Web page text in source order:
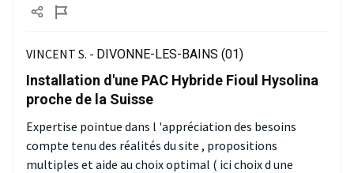
VINCENT S. - DIVONNE-LES-BAINS (01)
Installation d'une PAC Hybride Fioul Hysolina
proche de la Suisse
Expertise pointue dans l 'appréciation des besoins
compte tenu des réalités du site , propositions
multiples et aide au choix optimal ( ici choix d une